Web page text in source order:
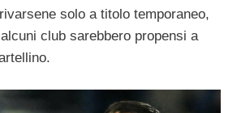
solo a titolo temporaneo,
club sarebbero propensi a